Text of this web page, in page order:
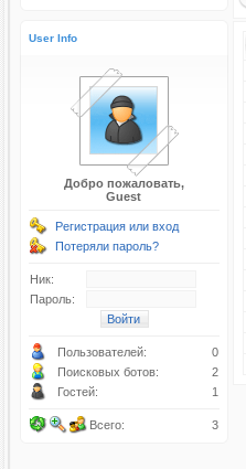
User Info
Добро пожаловать,
Guest
Регистрация или вход
Потеряли пароль?
Ник:
Пароль:
Пользователей:
0
Поисковых ботов:
2
Гостей:
1
Всего: 3